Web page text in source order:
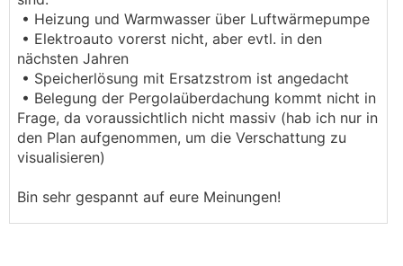
• Heizung und Warmwasser über Luftwärmepumpe
• Elektroauto vorerst nicht, aber evtl. in den
nächsten Jahren
• Speicherlösung mit Ersatzstrom ist angedacht
• Belegung der Pergolaüberdachung kommt nicht in
Frage, da voraussichtlich nicht massiv (hab ich nur in
den Plan aufgenommen, um die Verschattung zu
visualisieren)
Bin sehr gespannt auf eure Meinungen!